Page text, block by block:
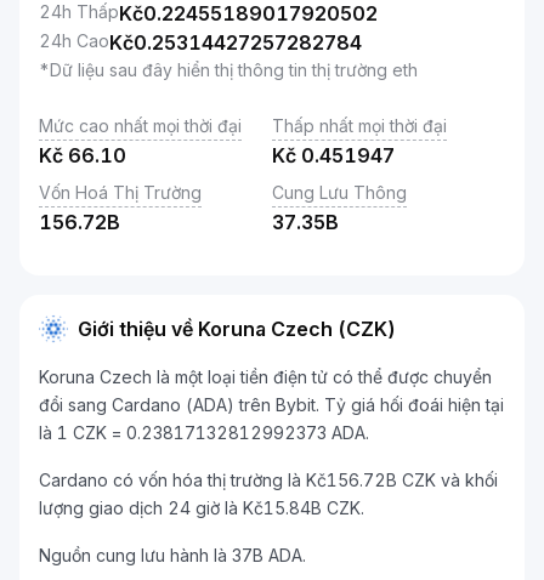
24h ThấpKč0.22455189017920502
24h CaoKč0.25314427257282784
*Dữ liệu sau đây hiển thị thông tin thị trường eth
Mức cao nhất mọi thời đại
Kč 66.10
Thấp nhất mọi thời đại
Kč 0.451947
Vốn Hoá Thị Trường
156.72B
Cung Lưu Thông
37.35B
Giới thiệu về Koruna Czech (CZK)
Koruna Czech là một loại tiền điện tử có thể được chuyển
đổi sang Cardano (ADA) trên Bybit. Tỷ giá hối đoái hiện tại
là 1 CZK = 0.23817132812992373 ADA.
Cardano có vốn hóa thị trường là Kč156.72B CZK và khối
lượng giao dịch 24 giờ là Kč15.84B CZK.
Nguồn cung lưu hành là 37B ADA.